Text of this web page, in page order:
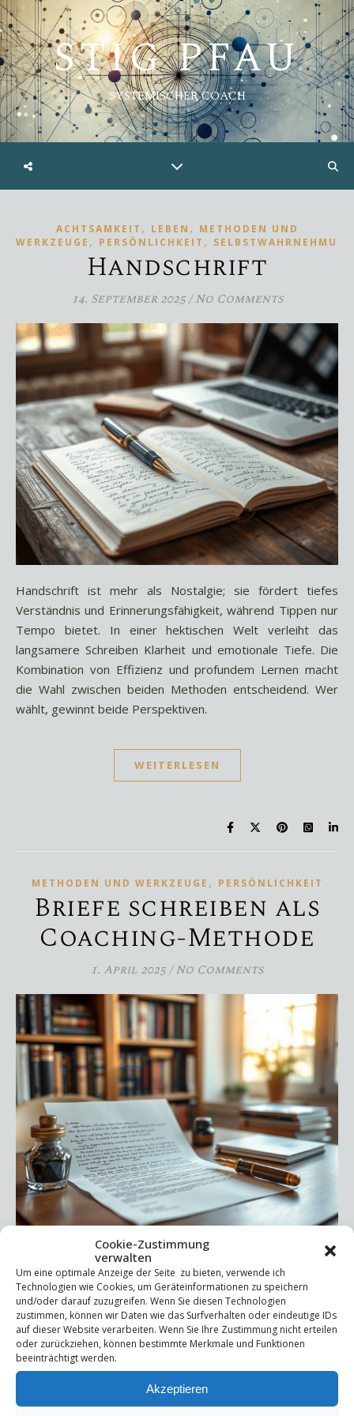
Cookie-Zustimmung
verwalten
Um eine optimale Anzeige der Seite zu bieten, verwende ich
Technologien wie Cookies, um Geräteinformationen zu speichern
und/oder darauf zuzugreifen. Wenn Sie diesen Technologien
zustimmen, können wir Daten wie das Surfverhalten oder eindeutige IDs
auf dieser Website verarbeiten. Wenn Sie Ihre Zustimmung nicht erteilen
oder zurückziehen, können bestimmte Merkmale und Funktionen
beeinträchtigt werden.
Akzeptieren
STIG PFAU
SYSTEMISCHER COACH
ACHTSAMKEIT , LEBEN , METHODEN UND
WERKZEUGE , PERSÖNLICHKEIT ,
Handschrift
14. September 2025/ No Comments
Handschrift ist mehr als Nostalgie; sie fördert tiefes
Verständnis und Erinnerungsfähigkeit, während Tippen nur
Tempo bietet. In einer hektischen Welt verleiht das
langsamere Schreiben Klarheit und emotionale Tiefe. Die
Kombination von Effizienz und profundem Lernen macht
die Wahl zwischen beiden Methoden entscheidend. Wer
wählt, gewinnt beide Perspektiven.
WEITERLESEN
METHODEN UND WERKZEUGE , PERSÖNLICHKEIT
Briefe schreiben als
Coaching-Methode
1. April 2025/ No Comments
unserer schnelllebigen Welt bleibt oft wenig Zeit für
tiefgehende Reflexion. Doch genau hier setzt das Briefe-
Schreiben-Coaching an. Es ermöglicht einen achtsamen,
entschleunigten Dialog – mit dem Coach, mit sich selbst
oder sogar mit Verstorbenen. Durch das Schreiben
gewinnen Gedanken Klarheit, Emotionen bekommen Raum,
und neue Perspektiven entstehen. Das geschriebene Wort